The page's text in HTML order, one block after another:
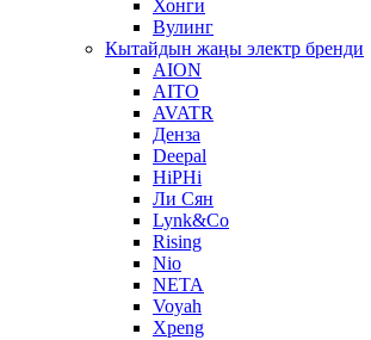
Хонги
Вулинг
Кытайдын жаңы электр бренди
AION
AITO
AVATR
Денза
Deepal
HiPHi
Ли Сян
Lynk&Co
Rising
Nio
NETA
Voyah
Xpeng